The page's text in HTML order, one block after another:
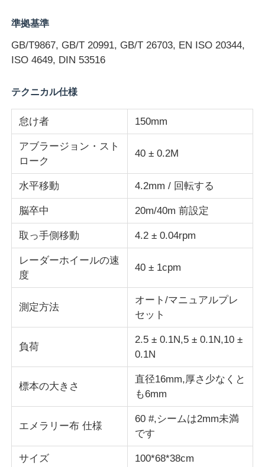
ユニバーサルテストマシン
摩耗の試験機
ゴム製試験装置
履物試験装置
建築材料の試験装置
パッケージ試験装置
生地試験機
温度および湿気のコントローラー
硬度のテスター
準拠基準
GB/T9867, GB/T 20991, GB/T 26703, EN ISO 20344,
ISO 4649, DIN 53516
テクニカル仕様
怠け者 150mm
アブラージョン・スト
ローク
40 ± 0.2M
水平移動 4.2mm / 回転する
脳卒中 20m/40m 前設定
取っ手側移動 4.2 ± 0.04rpm
レーダーホイールの速
度
40 ± 1cpm
測定方法
オート/マニュアルプレ
セット
負荷
2.5 ± 0.1N,5 ± 0.1N,10 ±
0.1N
標本の大きさ
直径16mm,厚さ少なくと
も6mm
エメラリー布 仕様
60 #,シームは2mm未満
です
サイズ 100*68*38cm